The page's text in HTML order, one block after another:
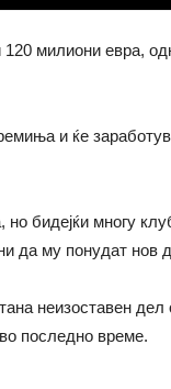
милиони евра,
и ќе
бидејќи многу
да му понудат нов
неизоставен дел
последно време.